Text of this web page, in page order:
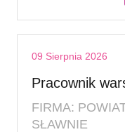
09 Sierpnia 2026
Pracownik
FIRMA:
SŁAWNIE